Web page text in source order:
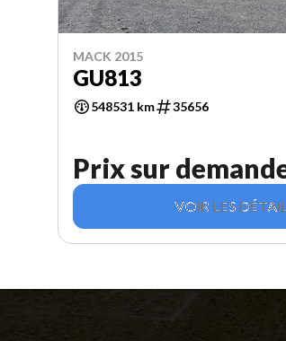
MACK 2015
GU813
548531 km 35656
Prix sur
VOIR LES